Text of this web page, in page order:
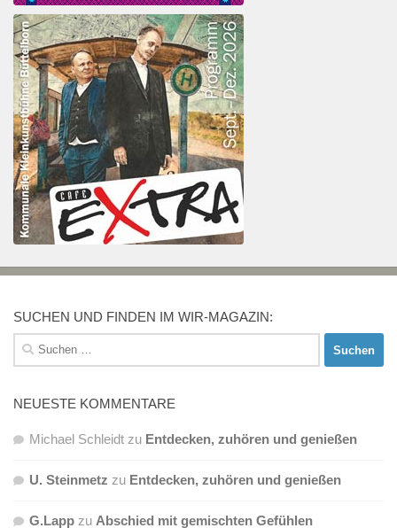
SUCHEN UND FINDEN IM WIR-MAGAZIN:
Suchen
nach:
NEUESTE KOMMENTARE
Michael Schleidt zu Entdecken, zuhören und genießen
U. Steinmetz zu Entdecken, zuhören und genießen
G.Lapp zu Abschied mit gemischten Gefühlen